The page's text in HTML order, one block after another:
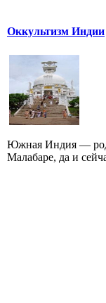
Оккультизм Индии
Южная Индия —
Малабаре, да и